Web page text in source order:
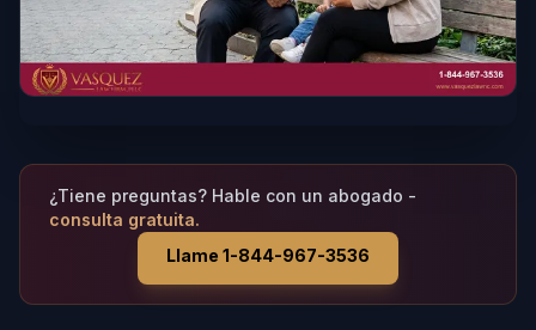
¿Tiene preguntas? Hable con un abogado -
consulta gratuita.
Llame 1-844-967-3536